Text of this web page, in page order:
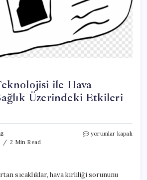
ile Hava
Üzerindeki Etkileri
2 Min Read
Akıllı
Kirliliğinin
yorumlar kapalı
sıcaklıklar, hava kirliliği sorununu